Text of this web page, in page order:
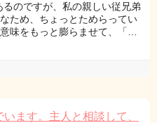
のですが、私の親しい従兄弟
ため、ちょっとためらってい
味をもっと膨らませて、「…
ます。主人と相談して、